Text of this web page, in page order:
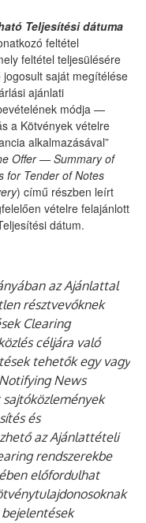
Teljesítési dátuma
feltétel
feltétel teljesülésére
saját megítélése
ajánlati
módja —
a Kötvények vételre
alkalmazásával”
Offer — Summary of
for Tender of Notes
) című részben leírt
vételre felajánlott
dátum.
az Ajánlattal
résztvevőknek
Clearing
céljára való
tehetők egy vagy
News
és
az Ajánlattételi
rendszerekbe
előfordulhat